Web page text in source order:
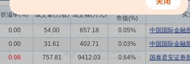
TS16949、AS9100D、GRS、SGS碳足迹等多项高端资质
铝保级生产成为核心竞争门槛，产品获国内外客户绿色溢
2018年4月20日公告,公司拟公开发行总额不超过20.39亿
折溢率(%) 成交量(万股) 成交额(万元)
市值(%)
买
0.00 54.00 657.18 0.05% 中国国际金融
0.00 31.61 402.71 0.03% 中国国际金融
0.98 757.81 9412.03 0.64% 国泰君安证券